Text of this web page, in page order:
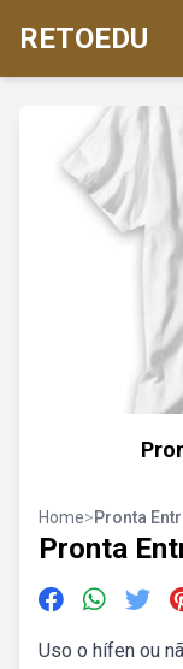
RETOEDU
Home>Pronta
Pronta
Uso o hífen ou